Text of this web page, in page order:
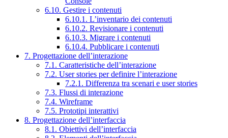
6.10. Gestire i contenuti
6.10.1. L’inventario dei contenuti
6.10.2. Revisionare i contenuti
6.10.3. Migrare i contenuti
6.10.4. Pubblicare i contenuti
7. Progettazione dell’interazione
7.1. Caratteristiche dell’interazione
7.2. User stories per definire l’interazione
7.2.1. Differenza tra scenari e user stories
7.3. Flussi di interazione
7.4. Wireframe
7.5. Prototipi interattivi
8. Progettazione dell’interfaccia
8.1. Obiettivi dell’interfaccia